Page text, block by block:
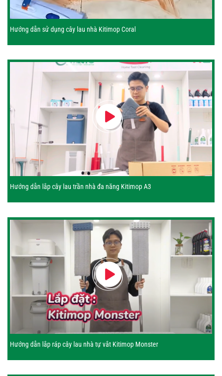
Hướng dẫn sử dụng cây lau nhà Kitimop Coral
Hướng dẫn lắp cây lau trần nhà đa năng Kitimop A3
Hướng dẫn lắp ráp cây lau nhà tự vắt Kitimop Monster